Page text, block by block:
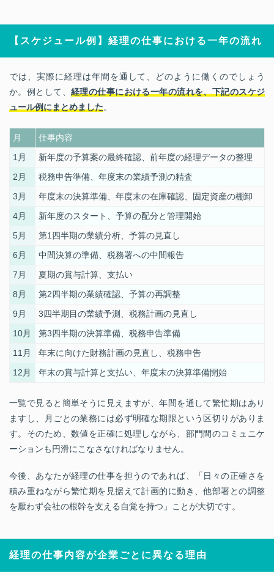
【スケジュール例】経理の仕事における一年の流れ
では、実際に経理は年間を通して、どのように働くのでしょう
か。例として、 経理の仕事における一年の流れを、下記のスケジ
ュール例にまとめました。
月
仕事内容
1月
新年度の予算案の最終確認、前年度の経理データの整理
2月
税務申告準備、年度末の業績予測の精査
3月
年度末の決算準備、年度末の在庫確認、固定資産の棚卸
4月
新年度のスタート、予算の配分と管理開始
5月
第1 四半期の業績分析、予算の見直し
6月
中間決算の準備、税務署への中間報告
7月
夏期の賞与計算、支払い
8月
第2四半期の業績確認、予算の再調整
9月
3四半期目の業績予測、税務計画の見直し
10月
第3四半期の決算準備、税務申告準備
11月
年末に向けた財務計画の見直し、税務申告
12月
年末の賞与計算と支払い、年度末の決算準備開始
一覧で見ると簡単そうに見えますが、年間を通して繁忙期はあり
ますし、月ごとの業務には必ず明確な期限という区切りがありま
す。そのため、数値を正確に処理しながら、部門間のコミュニケ
ーションも円滑にこなさなければなりません。
今後、あなたが経理の仕事を担うのであれば、「日々の正確さを
積み重ねながら繁忙期を見据えて計画的に動き、他部署との調整
を厭わず会社の根幹を支える自覚を持つ」ことが大切です。
経理の仕事内容が企業ごとに異なる理由